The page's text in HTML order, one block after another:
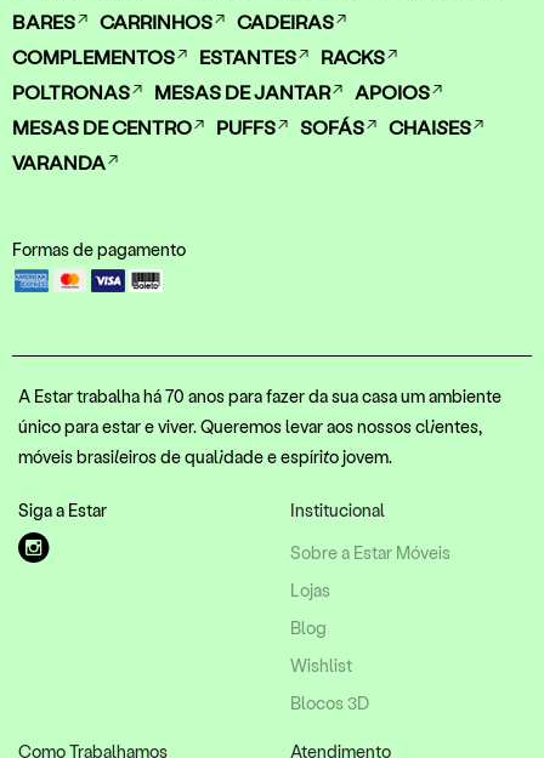
BARES
CARRINHOS
CADEIRAS
COMPLEMENTOS
ESTANTES
RACKS
POLTRONAS
MESAS DE JANTAR
APOIOS
MESAS DE CENTRO
PUFFS SOFÁS
CHAISES
VARANDA
Formas de pagamento
A Estar trabalha há 70 anos para fazer da sua casa um ambiente
único para estar e viver. Queremos levar aos nossos clientes,
móveis brasileiros de qualidade e espírito jovem.
Como Trabalhamos
Institucional
Sobre a Estar Móveis
Lojas
Blog
Wishlist
Blocos 3D
Atendimento
Siga a Estar